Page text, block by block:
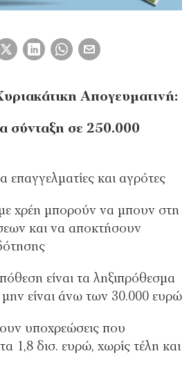
Απογευματινή:
σύνταξη σε 250.000
επαγγελµατίες και αγρότες
χρέη µπορούν να µπουν στη
και να αποκτήσουν
είναι τα ληξιπρόθεσµα
είναι άνω των 30.000 ευρώ
υποχρεώσεις που
1,8 δισ. ευρώ, χωρίς τέλη και